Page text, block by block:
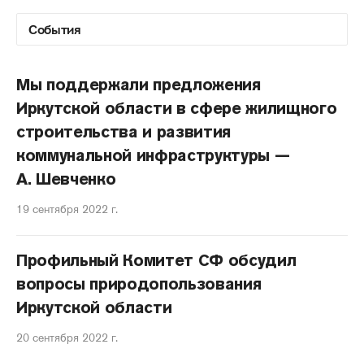
Мы поддержали предложения
Иркутской области в сфере жилищного
строительства и развития
коммунальной инфраструктуры —
А. Шевченко
19 сентября 2022 г.
Профильный Комитет СФ обсудил
вопросы природопользования
Иркутской области
20 сентября 2022 г.